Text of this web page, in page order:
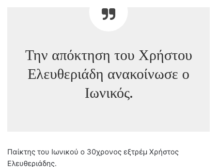
Την απόκτηση του Χρήστου
Ελευθεριάδη ανακοίνωσε ο
Ιωνικός.
Παίκτης του Ιωνικού ο 30χρονος εξτρέμ Χρήστος
Ελευθεριάδης.